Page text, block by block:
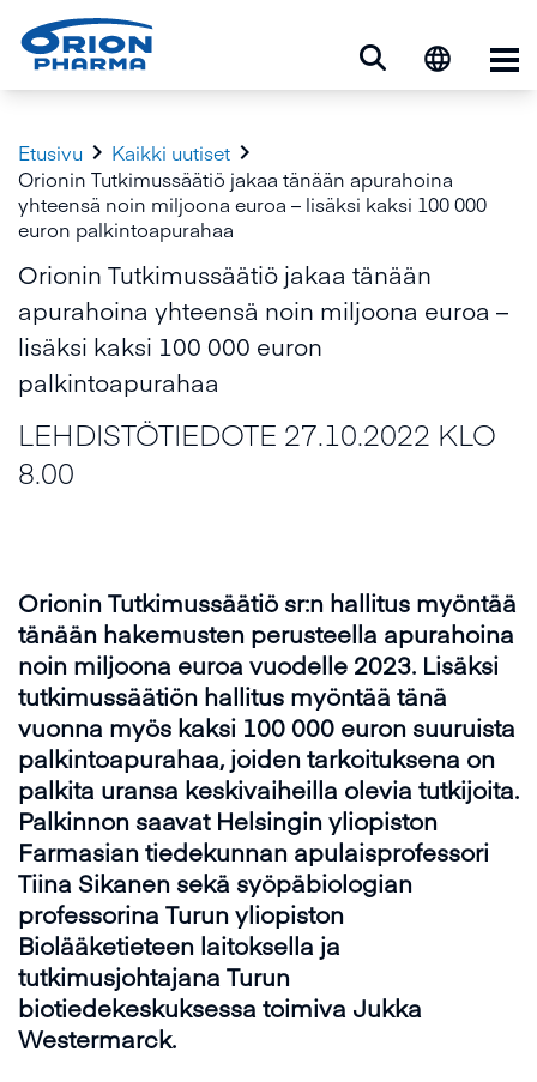
Etusivu  Kaikki uutiset 
Orionin Tutkimussäätiö jakaa tänään apurahoina
yhteensä noin miljoona euroa – lisäksi kaksi 100 000
euron palkintoapurahaa
Orionin Tutkimussäätiö jakaa tänään
apurahoina yhteensä noin miljoona euroa –
lisäksi kaksi 100 000 euron
palkintoapurahaa
LEHDISTÖTIEDOTE 27.10.2022 KLO
8.00
Orionin Tutkimussäätiösr:n hallitus myöntää
tänään hakemusten perusteella apurahoina
noin miljoona euroa vuodelle 2023. Lisäksi
tutkimussäätiön hallitus myöntää tänä
vuonna myös kaksi 100 000 euron suuruista
palkintoapurahaa, joidentarkoituksena on
palkita uransa keskivaiheilla olevia tutkijoita.
Palkinnon saavat Helsingin yliopiston
Farmasian tiedekunnan apulaisprofessori
Tiina Sikanen sekä syöpäbiologian
professorina Turun yliopiston
Biolääketieteen laitoksella ja
tutkimusjohtajana Turun
biotiedekeskuksessa toimiva Jukka
Westermarck.